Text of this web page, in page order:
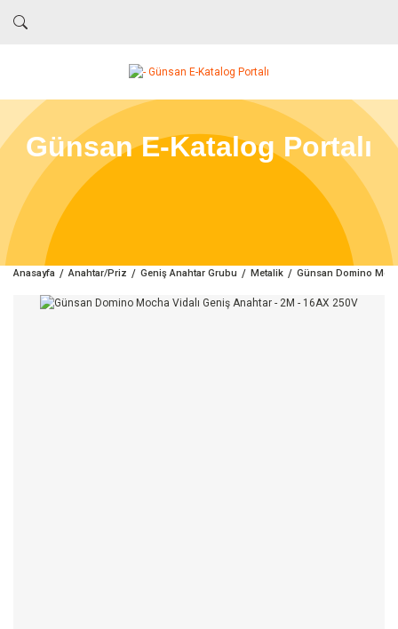
Günsan E-Katalog Portalı
Anasayfa Anahtar/Priz Geniş Anahtar Grubu Metalik Günsan Domino